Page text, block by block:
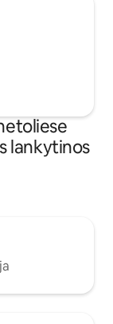
lankytinos